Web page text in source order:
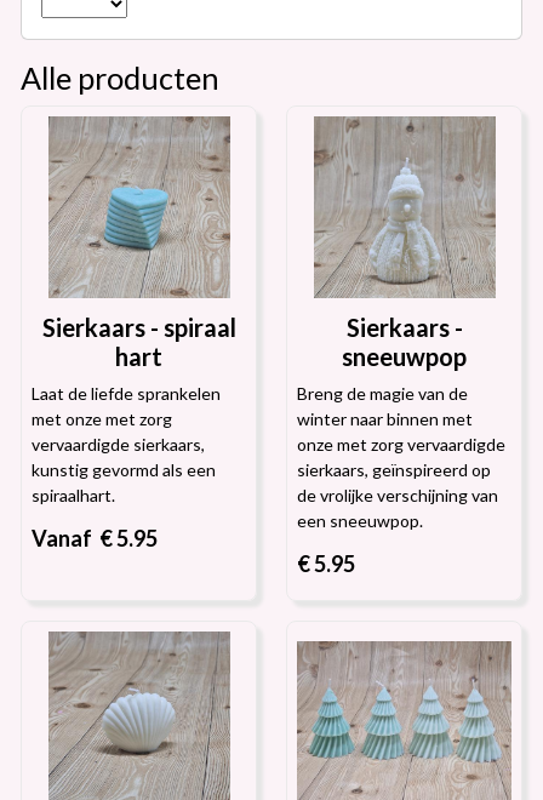
Alle producten
Sierkaars - spiraal
hart
Laat de liefde sprankelen
met onze met zorg
vervaardigde sierkaars,
kunstig gevormd als een
spiraalhart.
Vanaf € 5.95
Sierkaars -
sneeuwpop
Breng de magie van de
winter naar binnen met
onze met zorg vervaardigde
sierkaars, geïnspireerd op
de vrolijke verschijning van
een sneeuwpop.
€ 5.95